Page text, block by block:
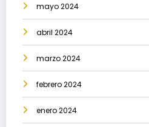
mayo 2024
abril 2024
marzo 2024
febrero 2024
enero 2024